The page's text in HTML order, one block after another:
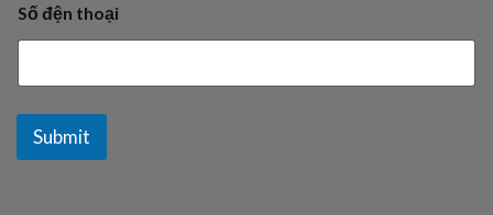
Số đện thoại
Submit